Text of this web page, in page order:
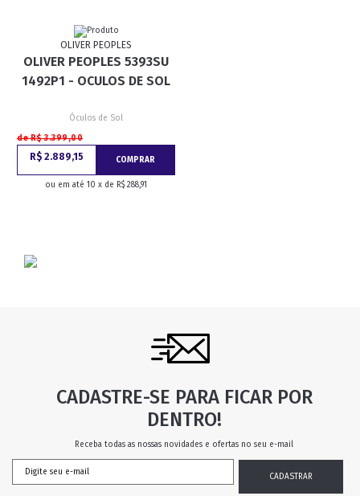
OLIVER PEOPLES
OLIVER PEOPLES 5393SU
1492P1 - OCULOS DE SOL
Óculos de Sol
de R$ 3.399,00
R$ 2.889,15 COMPRAR
ou em até 10 x de R$ 288,91
CADASTRE-SE PARA FICAR POR
DENTRO!
Receba todas as nossas novidades e ofertas no seu e-mail